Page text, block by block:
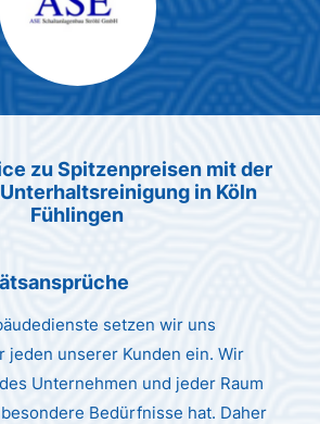
Max Mustermann
zu Spitzenpreisen mit der
erhaltsreinigung in Köln
Fühlingen
setzen wir uns
jeden unserer Kunden ein. Wir
Unternehmen und jeder Raum
Bedürfnisse hat. Daher